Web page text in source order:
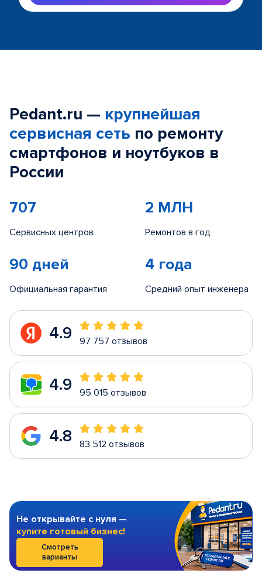
Pedant.ru — крупнейшая
сервисная сеть по ремонту
смартфонов и ноутбуков в
России
707
Сервисных центров
2 МЛН
Ремонтов в год
90 дней
Официальная гарантия
4 года
Средний опыт инженера
4.9 97 757 отзывов
4.9 95 015 отзывов
4.8 83 512 отзывов
Не открывайте с нуля —
купите готовый бизнес!
Смотреть
варианты